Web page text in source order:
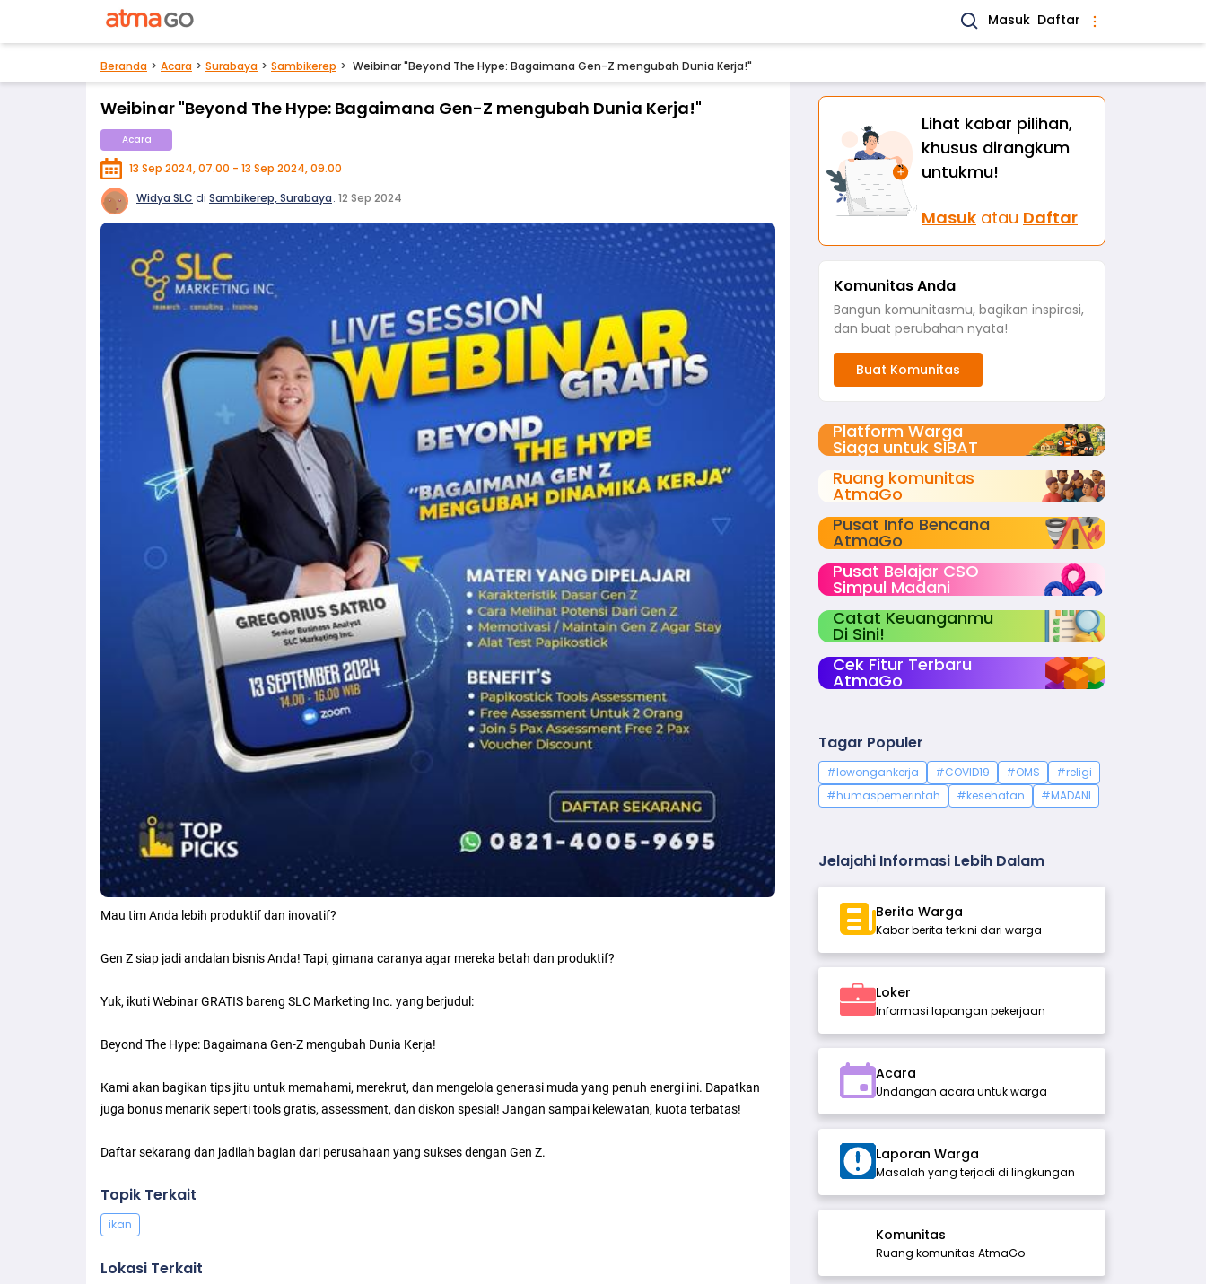
Masuk Daftar
Beranda Acara Surabaya Sambikerep Weibinar "Beyond The Hype: Bagaimana Gen-Z mengubah Dunia Kerja!"
Weibinar "Beyond The Hype: Bagaimana Gen-Z mengubah Dunia Kerja!"
Acara
13 Sep 2024, 07.00 - 13 Sep 2024, 09.00
Widya SLC di Sambikerep, Surabaya. 12 Sep 2024
Mau tim Anda lebih produktif dan inovatif?
Gen Z siap jadi andalan bisnis Anda! Tapi, gimana caranya agar mereka betah dan produktif?
Yuk, ikuti Webinar GRATIS bareng SLC Marketing Inc. yang berjudul:
Beyond The Hype: Bagaimana Gen-Z mengubah Dunia Kerja!
Kami akan bagikan tips jitu untuk memahami, merekrut, dan mengelola generasi muda yang penuh energi ini. Dapatkan
juga bonus menarik seperti tools gratis, assessment, dan diskon spesial! Jangan sampai kelewatan, kuota terbatas!
Daftar sekarang dan jadilah bagian dari perusahaan yang sukses dengan Gen Z.
Topik Terkait
ikan
Lokasi Terkait
Lihat kabar pilihan,
khusus dirangkum
untukmu!
Masuk atau Daftar
Komunitas Anda
Bangun komunitasmu, bagikan inspirasi,
dan buat perubahan nyata!
Buat Komunitas
Platform Warga
Siaga untuk SIBAT
Ruang komunitas
AtmaGo
Pusat Info Bencana
AtmaGo
Pusat Belajar CSO
Simpul Madani
Catat Keuanganmu
Di Sini!
Cek Fitur Terbaru
AtmaGo
Tagar Populer
#lowongankerja #COVID19 #OMS
#religi
#humaspemerintah
#kesehatan #MADANI
Jelajahi Informasi Lebih Dalam
Berita Warga
Kabar berita terkini dari warga
Loker
Informasi lapangan pekerjaan
Acara
Undangan acara untuk warga
Laporan Warga
Masalah yang terjadi di lingkungan
Komunitas
Ruang komunitas AtmaGo